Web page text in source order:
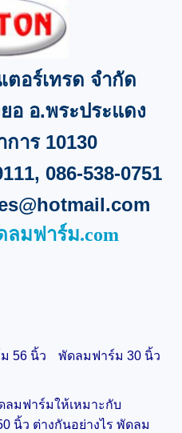
ตอร์เทรด จำกัด
อ อ.พระประแดง
การ 10130
086-538-0751
มฟาร์ม.com
56 นิ้ว
พัดลมฟาร์ม 30 นิ้ว
ลมฟาร์มให้เหมาะกับ
นิ้ว ต่างกันอย่างไร พัดลม